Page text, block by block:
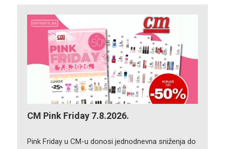
CM Pink Friday 7.8.2026.
Pink Friday u CM-u donosi jednodnevna sniženja do